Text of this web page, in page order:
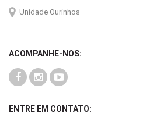
Unidade Ourinhos
ACOMPANHE-NOS:
ENTRE EM CONTATO: